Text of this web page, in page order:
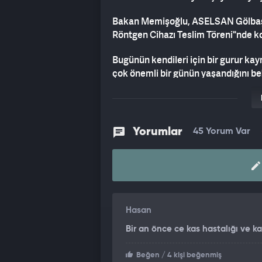
Bakan Memişoğlu, ASELSAN
Röntgen Cihazı Teslim Töreni"nde
Bugünün kendileri için bir gurur
çok önemli bir günün yaşandığını
yaşandığını anımsatarak, "Bugün
sanayisinin gururu değil, artık Türk
herkese şükranlarımı,
Türk milletinin enerjisini ve
olalım. Sayın
zaman Türk milletinin bir arada
Yorumlar 45 Yorum Var
Hasan
Bir an önce ce kas hastalığı ve
Beğen / 4 kişi beğenmiş